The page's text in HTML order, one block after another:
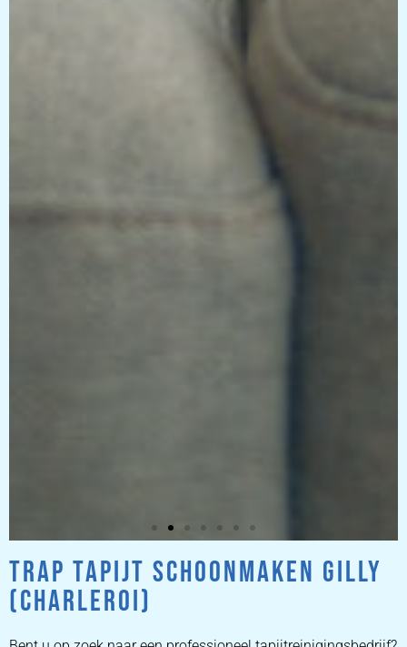
ZETEL
REINIGEN
TRAP TAPIJT SCHOONMAKEN GILLY
(CHARLEROI)